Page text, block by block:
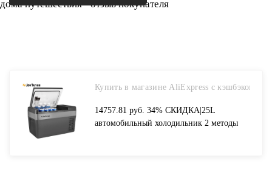
Купить в магазине AliExpress с кэшбэком
14757.81 руб. 34% СКИДКА|25L
автомобильный холодильник 2 методы